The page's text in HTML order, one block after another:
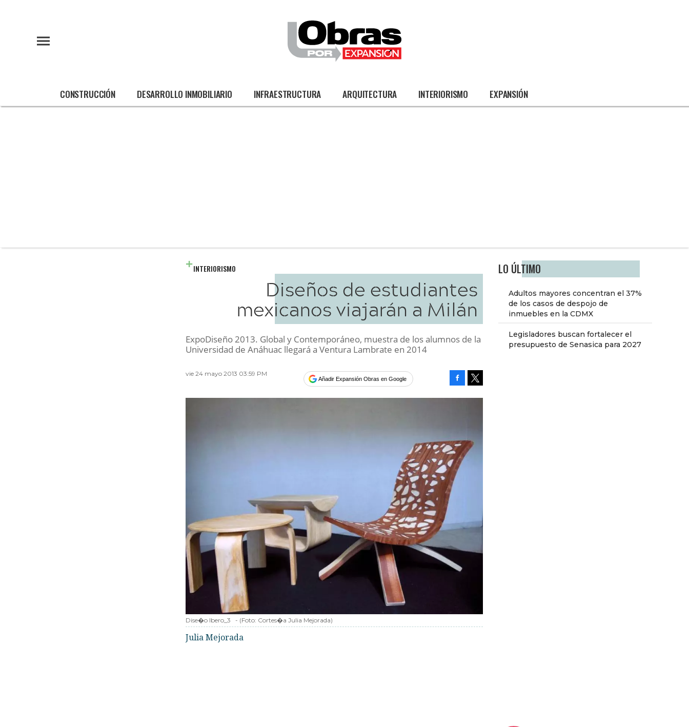
CONSTRUCCIÓN DESARROLLO INMOBILIARIO INFRAESTRUCTURA ARQUITECTURA INTERIORISMO EXPANSIÓN
LO ÚLTIMO
Adultos mayores concentran el 37%
de los casos de despojo de
inmuebles en la CDMX
Legisladores buscan fortalecer el
presupuesto de Senasica para 2027
INTERIORISMO
Diseños de estudiantes
mexicanos viajarán a Milán
ExpoDiseño 2013. Global y Contemporáneo, muestra de los alumnos de la
Universidad de Anáhuac llegará a Ventura Lambrate en 2014
vie 24 mayo 2013 03:59 PM
Añadir Expansión Obras en Google
Dise�o Ibero_3 - (Foto: Cortes�a Julia Mejorada)
Julia Mejorada